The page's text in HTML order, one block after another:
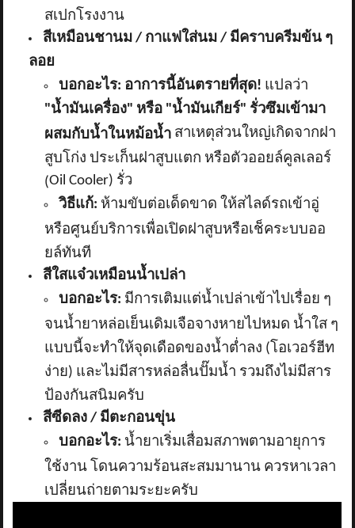
สเปกโรงงาน
สีเหมือนชานม / กาแฟใส่นม / มีคราบครีมข้น ๆ
ลอย
บอกอะไร: อาการนี้อันตรายที่สุด! แปลว่า
"น้ำมันเครื่อง" หรือ "น้ำมันเกียร์" รั่วซึมเข้ามา
ผสมกับน้ำในหม้อน้ำ สาเหตุส่วนใหญ่เกิดจากฝา
สูบโก่ง ประเก็นฝาสูบแตก หรือตัวออยล์คูลเลอร์
(Oil Cooler) รั่ว
วิธีแก้: ห้ามขับต่อเด็ดขาด ให้สไลด์รถเข้าอู่
หรือศูนย์บริการเพื่อเปิดฝาสูบหรือเช็คระบบออ
ยล์ทันที
สีใสแจ๋วเหมือนน้ำเปล่า
บอกอะไร: มีการเติมแต่น้ำเปล่าเข้าไปเรื่อย ๆ
จนน้ำยาหล่อเย็นเดิมเจือจางหายไปหมด น้ำใส ๆ
แบบนี้จะทำให้จุดเดือดของน้ำต่ำลง (โอเวอร์ฮีท
ง่าย) และไม่มีสารหล่อลื่นปั๊มน้ำ รวมถึงไม่มีสาร
ป้องกันสนิมครับ
สีซีดลง / มีตะกอนขุ่น
บอกอะไร: น้ำยาเริ่มเสื่อมสภาพตามอายุการ
ใช้งาน โดนความร้อนสะสมมานาน ควรหาเวลา
เปลี่ยนถ่ายตามระยะครับ